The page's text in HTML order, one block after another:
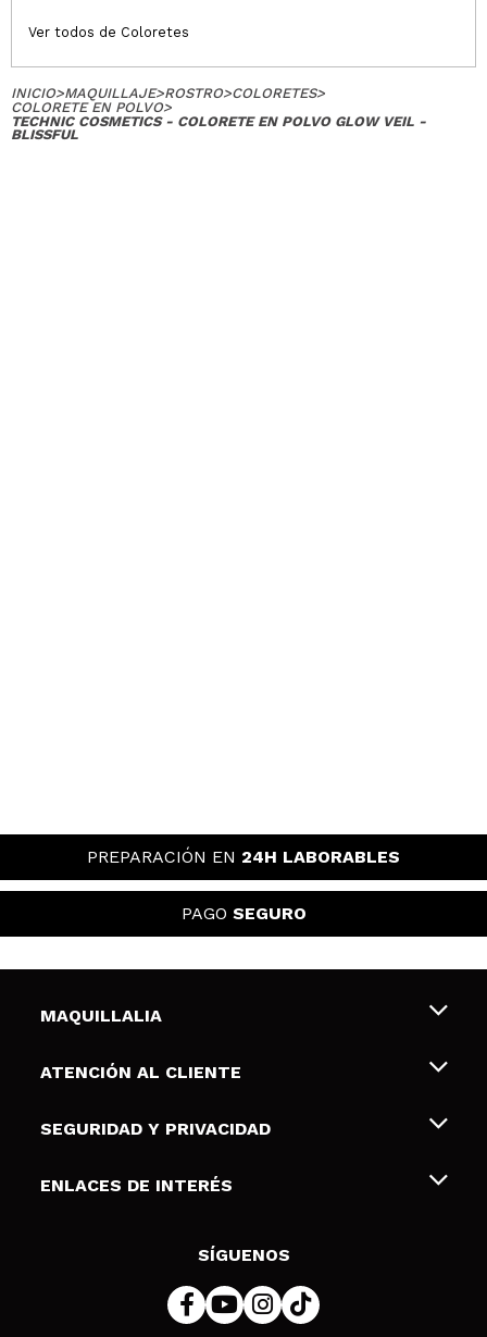
Ver todos de Coloretes
INICIO>MAQUILLAJE>ROSTRO>COLORETES>
COLORETE EN POLVO>
TECHNIC COSMETICS - COLORETE EN POLVO GLOW VEIL -
BLISSFUL
PREPARACIÓN EN 24H LABORABLES
PAGO SEGURO
MAQUILLALIA
Sobre nosotros
Tarjetas de Regalo
ATENCIÓN AL CLIENTE
Envíos y devoluciones
Formas de pago
SEGURIDAD Y PRIVACIDAD
Terminos y condiciones de uso
Política de cookies
ENLACES DE INTERÉS
SÍGUENOS